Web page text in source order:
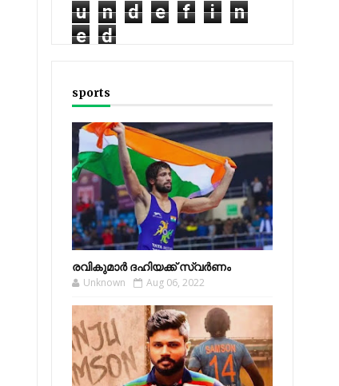
u n d e f i
n
e
d
sports
രവികുമാര്‍ ദഹിയക്ക് സ്വര്‍ണം
Unknown Aug 06, 2022